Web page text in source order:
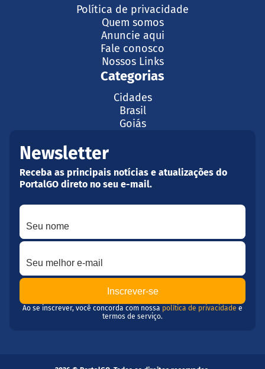
Política de privacidade
Quem somos
Anuncie aqui
Fale conosco
Nossos Links
Categorias
Cidades
Brasil
Goiás
Newsletter
Receba as principais notícias e atualizações do
PortalGO direto no seu e-mail.
Seu nome
Seu melhor e-mail
Ao se inscrever, você concorda com nossa política de privacidade e
termos de serviço.